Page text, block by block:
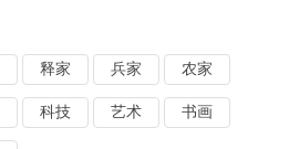
释家 兵家 农家
科技 艺术 书画